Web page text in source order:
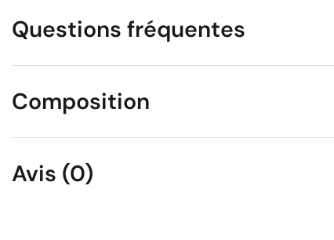
Questions fréquentes
Composition
Avis (0)